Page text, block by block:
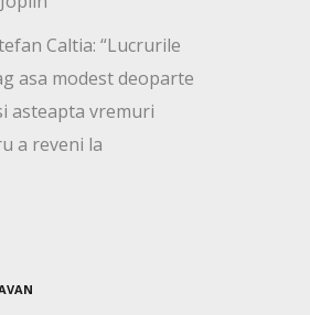
Caltia: “Lucrurile
asa modest deoparte
asteapta vremuri
a reveni la